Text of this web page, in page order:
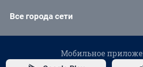
Все города сети
Мобильное